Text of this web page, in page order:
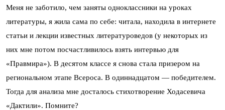
Меня не заботило, чем заняты одноклассники на уроках
литературы, я жила сама по себе: читала, находила в интернете
статьи и лекции известных литературоведов (у некоторых из
них мне потом посчастливилось взять интервью для
«Правмира»). В десятом классе я снова стала призером на
региональном этапе Всероса. В одиннадцатом — победителем.
Тогда для анализа мне досталось стихотворение Ходасевича
«Дактили». Помните?